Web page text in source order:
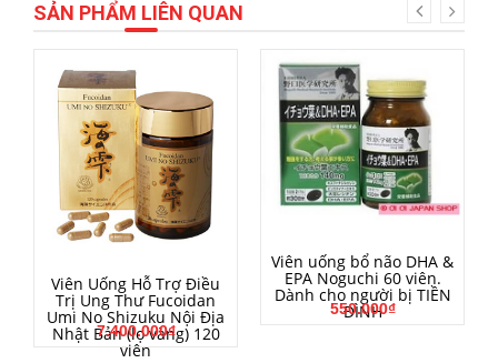
SẢN PHẨM LIÊN QUAN
MUA HÀNG
Viên Uống Hỗ Trợ Điều
Trị Ung Thư Fucoidan
Umi No Shizuku Nội Địa
Nhật Bản (lọ vàng) 120
viên
7.400.000₫
MUA HÀNG
Viên uống bổ não DHA &
EPA Noguchi 60 viên.
Dành cho người bị TIỀN
ĐÌNH
550.000₫